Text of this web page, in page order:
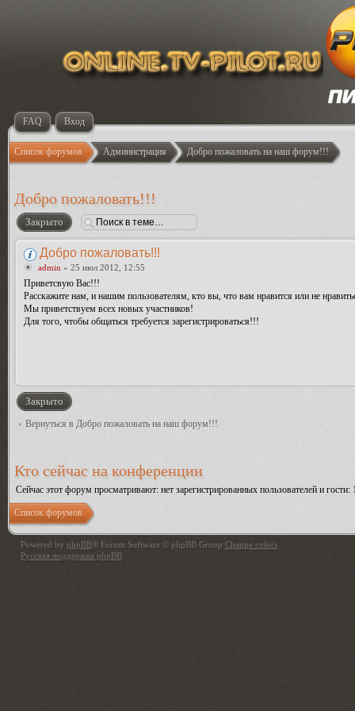
FAQ Вход
Список форумов Администрация Добро пожаловать на наш форум!!!
Добро пожаловать!!!
Закрыто
Добро пожаловать!!!
admin » 25 июл 2012, 12:55
Приветсвую Вас!!!
Расскажите нам, и нашим пользователям, кто вы, что вам нравится или не
Мы приветствуем всех новых участников!
Для того, чтобы общаться требуется зарегистрироваться!!!
Закрыто
Вернуться в Добро пожаловать на наш форум!!!
Кто сейчас на конференции
Сейчас этот форум просматривают: нет зарегистрированных пользователей и гости:
Список форумов
Powered by phpBB® Forum Software © phpBB Group Change colors
Русская поддержка phpBB